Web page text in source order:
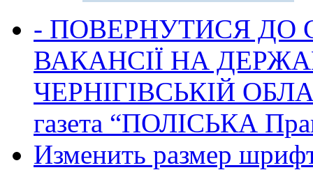
- ПОВЕРНУТИСЯ ДО
ВАКАНСІЇ НА
ЧЕРНІГІВСЬКІЙ
газета “ПОЛІСЬКА
Изменить размер